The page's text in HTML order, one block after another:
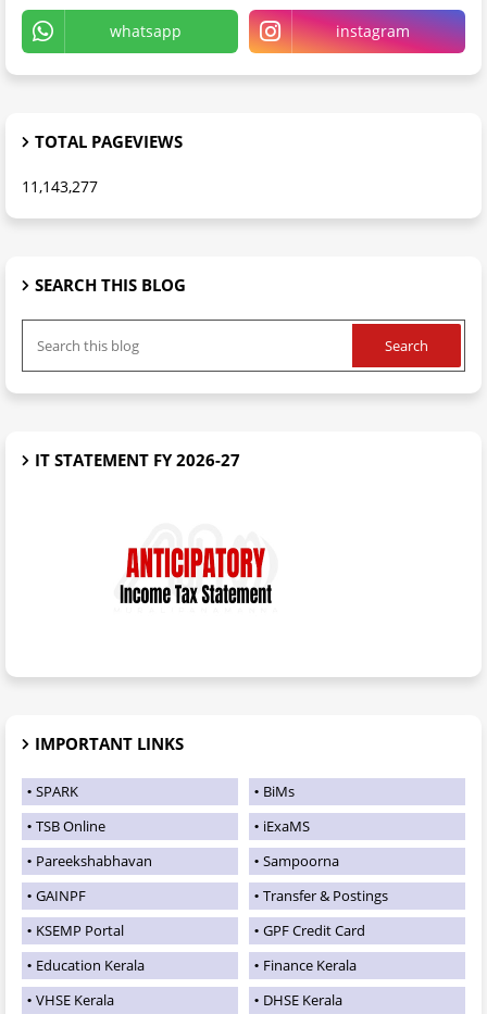
whatsapp instagram
TOTAL PAGEVIEWS
11,143,277
SEARCH THIS BLOG
IT STATEMENT FY 2026-27
IMPORTANT LINKS
SPARK
BiMs
TSB Online
iExaMS
Pareekshabhavan
Sampoorna
GAINPF
Transfer & Postings
KSEMP Portal
GPF Credit Card
Education Kerala
Finance Kerala
VHSE Kerala
DHSE Kerala